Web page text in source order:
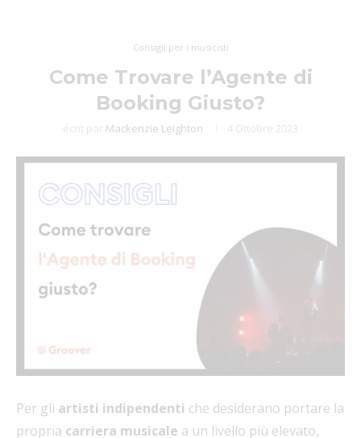
Consigli per i musicisti
Come Trovare l’Agente di
Booking Giusto?
écrit par Mackenzie Leighton 4 Ottobre 2023
Per gli artisti indipendenti che desiderano portare la
propria carriera musicale a un livello più elevato,